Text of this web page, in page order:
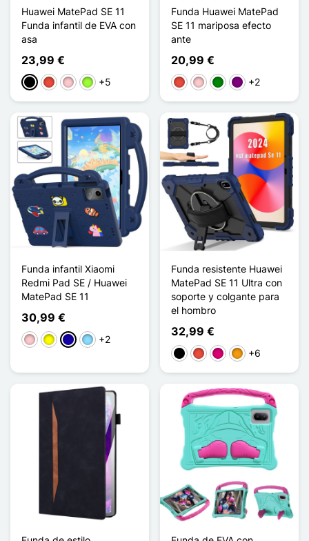
Huawei MatePad SE 11
Funda infantil de EVA con
asa
23,99 €
NegroRojoRosaVerde manzana
+5
Funda Huawei MatePad
SE 11 mariposa efecto
ante
20,99 €
RojoRosaVerdePúrpura
+2
Funda infantil Xiaomi
Redmi Pad SE / Huawei
MatePad SE 11
30,99 €
RosaAmarilloAzul oscuro
Azul claro
+2
Funda resistente Huawei
MatePad SE 11 Ultra con
soporte y colgante para
el hombro
32,99 €
NegroRojoMagenta
Naranja
+6